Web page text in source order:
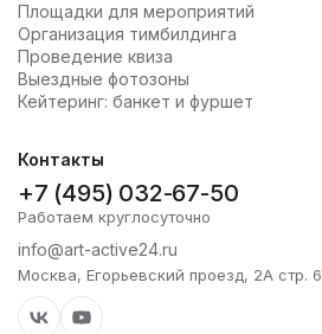
Площадки для мероприятий
Организация тимбилдинга
Проведение квиза
Выездные фотозоны
Кейтеринг: банкет и фуршет
Контакты
+7 (495) 032-67-50
Работаем круглосуточно
info@art-active24.ru
Москва, Егорьевский проезд, 2А стр. 6